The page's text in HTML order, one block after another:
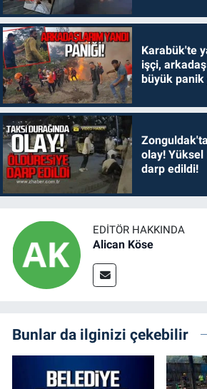
Karabük'te
işçi,
büyük panik
olay!
darp edildi!
EDITÖR HAKKINDA
Alican Köse
Bunlar da ilginizi çekebilir